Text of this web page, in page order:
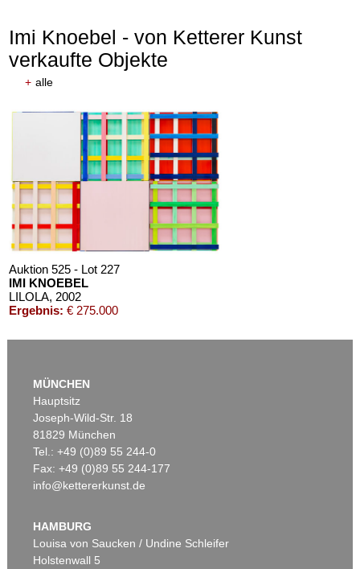
Imi Knoebel - von Ketterer Kunst
verkaufte Objekte
+ alle
Auktion 525 - Lot 227
IMI KNOEBEL
LILOLA, 2002
Ergebnis: € 275.000
Auktion 590 - Lot 29
Ergebnis:€ 234.950
MÜNCHEN
Hauptsitz
Joseph-Wild-Str. 18
81829 München
Tel.: +49 (0)89 55 244-0
Fax: +49 (0)89 55 244-177
info@kettererkunst.de
HAMBURG
Louisa von Saucken / Undine Schleifer
Holstenwall 5